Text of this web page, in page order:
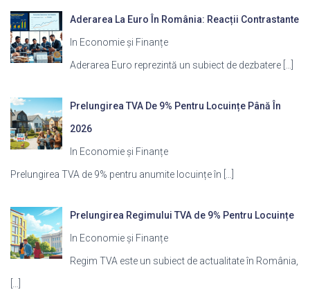
Aderarea La Euro În România: Reacții Contrastante
In Economie și Finanțe
Aderarea Euro reprezintă un subiect de dezbatere
Prelungirea TVA De 9% Pentru Locuințe Până În
2026
In Economie și Finanțe
Prelungirea TVA de 9% pentru anumite locuințe în
Prelungirea Regimului TVA de 9% Pentru Locuințe
In Economie și Finanțe
Regim TVA este un subiect de actualitate în România,